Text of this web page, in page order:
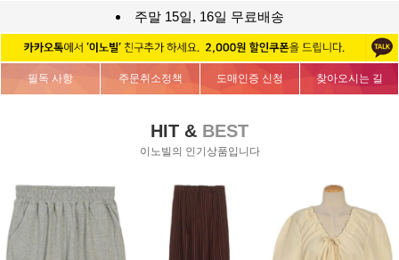
주말 15일, 16일 무료배송
필독 사항 주문취소정책 도매인증 신청 찾아오시는 길
HIT & BEST
이노빌의 인기상품입니다